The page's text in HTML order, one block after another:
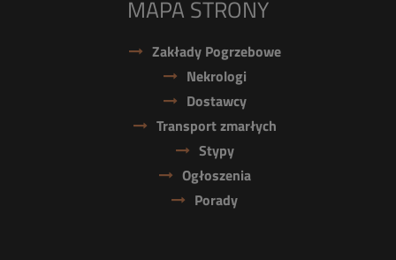
MAPA STRONY
Zakłady Pogrzebowe
Nekrologi
Dostawcy
Transport zmarłych
Stypy
Ogłoszenia
Porady